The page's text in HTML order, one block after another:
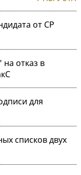
от СР
на отказ в
для
списков двух